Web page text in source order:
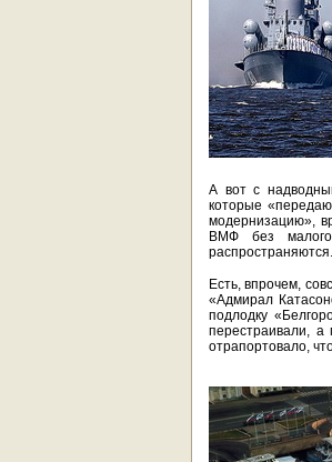
А вот с
которые
модернизацию»,
ВМФ без
Есть, впрочем,
«Адмирал
подлодку
перестраивали, а
отрапортовало,